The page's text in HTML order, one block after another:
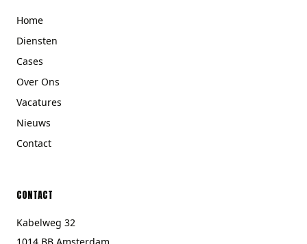
Home
Diensten
Cases
Over Ons
Vacatures
Nieuws
Contact
CONTACT
Kabelweg 32